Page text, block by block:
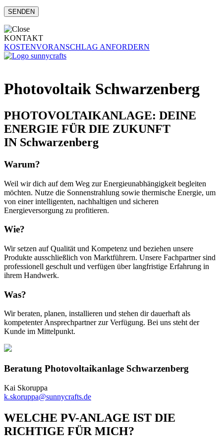
KONTAKT
KOSTENVORANSCHLAG ANFORDERN
Photovoltaik Schwarzenberg
PHOTOVOLTAIKANLAGE: DEINE
ENERGIE FÜR DIE ZUKUNFT
IN Schwarzenberg
Warum?
Weil wir dich auf dem Weg zur Energieunabhängigkeit begleiten
möchten. Nutze die Sonnenstrahlung sowie thermische Energie, um
von einer intelligenten, nachhaltigen und sicheren
Energieversorgung zu profitieren.
Wie?
Wir setzen auf Qualität und Kompetenz und beziehen unsere
Produkte ausschließlich von Marktführern. Unsere Fachpartner sind
professionell geschult und verfügen über langfristige Erfahrung in
ihrem Handwerk.
Was?
Wir beraten, planen, installieren und stehen dir dauerhaft als
kompetenter Ansprechpartner zur Verfügung. Bei uns steht der
Kunde im Mittelpunkt.
Beratung Photovoltaikanlage Schwarzenberg
Kai Skoruppa
k.skoruppa@sunnycrafts.de
WELCHE PV-ANLAGE IST DIE
RICHTIGE FÜR MICH?